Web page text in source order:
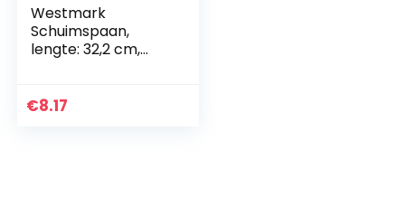
Westmark
Schuimspaan,
lengte: 32,2 cm,
€8.17